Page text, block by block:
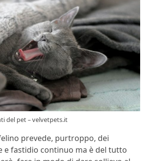
del pet – velvetpets.it
prevede, purtroppo, dei
e fastidio continuo ma è del tutto